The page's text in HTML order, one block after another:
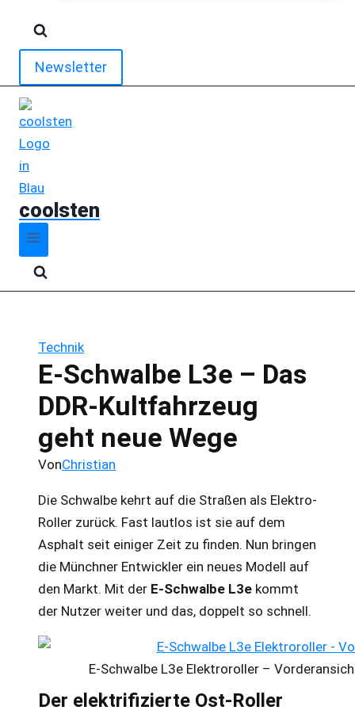
Newsletter
coolsten
Technik
E-Schwalbe L3e – Das
DDR-Kultfahrzeug
geht neue Wege
VonChristian
Die Schwalbe kehrt auf die Straßen als Elektro-
Roller zurück. Fast lautlos ist sie auf dem
Asphalt seit einiger Zeit zu finden. Nun bringen
die Münchner Entwickler ein neues Modell auf
den Markt. Mit der E-Schwalbe L3e kommt
der Nutzer weiter und das, doppelt so schnell.
E-Schwalbe L3e Elektroroller –
Der elektrifizierte Ost-Roller